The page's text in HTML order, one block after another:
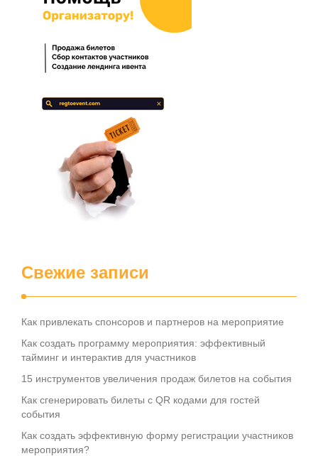
Свежие записи
Как привлекать спонсоров и партнеров на мероприятие
Как создать программу мероприятия: эффективный
тайминг и интерактив для участников
15 инструментов увеличения продаж билетов на события
Как сгенерировать билеты с QR кодами для гостей
события
Как создать эффективную форму регистрации участников
мероприятия?